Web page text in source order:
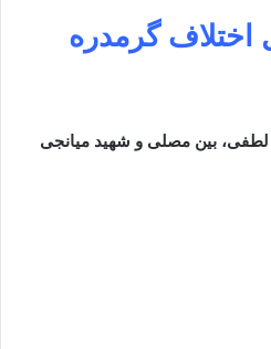
گرمدره
لطفی، بین مصلی و شهید میانجی